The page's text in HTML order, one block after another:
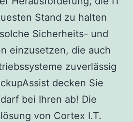
Stand zu halten
Sicherheits- und
einzusetzen, die auch
zuverlässig
decken Sie
bei Ihren ab! Die
von Cortex I.T.